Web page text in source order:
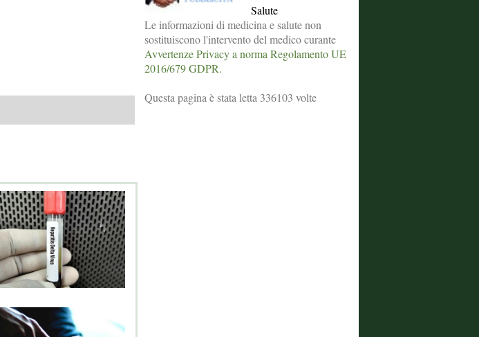
Salute
Le informazioni di medicina e salute non
sostituiscono l'intervento del medico curante
Avvertenze Privacy a norma Regolamento UE
2016/679 GDPR.
Questa pagina è stata letta 336103 volte